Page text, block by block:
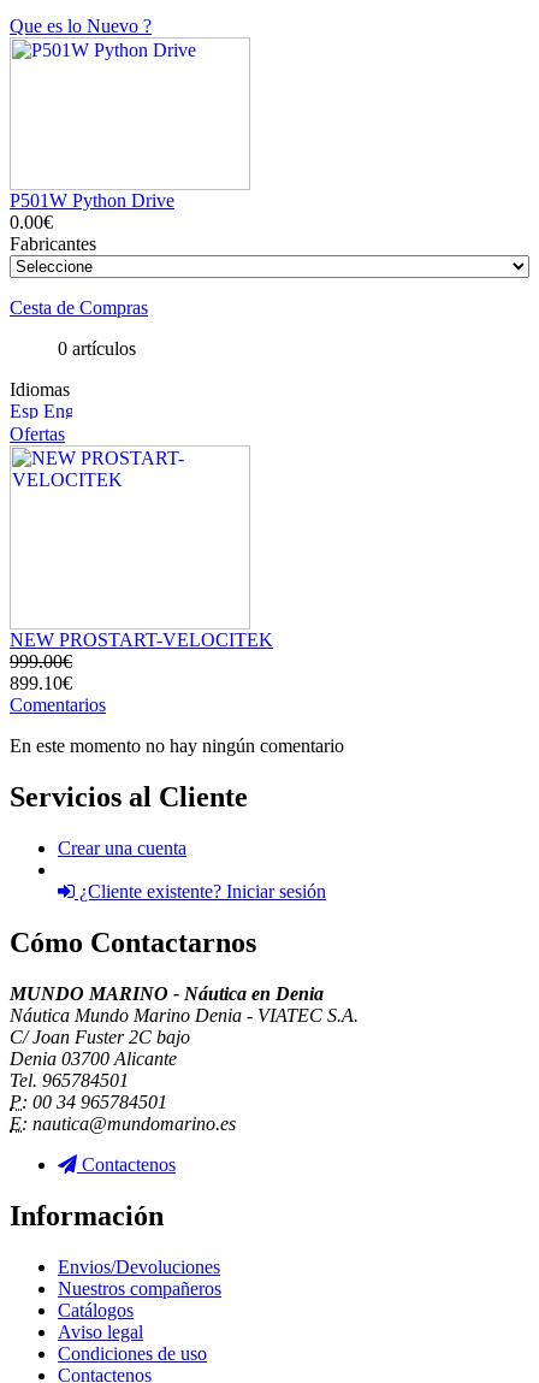
Que es lo Nuevo ?
P501W Python Drive
0.00€
Fabricantes
Cesta de Compras
0 artículos
Idiomas
Ofertas
NEW PROSTART-VELOCITEK
999.00€
899.10€
Comentarios
En este momento no hay ningún comentario
Servicios al Cliente
Crear una cuenta
¿Cliente existente? Iniciar sesión
Cómo Contactarnos
MUNDO MARINO - Náutica en Denia
Náutica Mundo Marino Denia - VIATEC S.A.
C/ Joan Fuster 2C bajo
Denia 03700 Alicante
Tel. 965784501
P: 00 34 965784501
E: nautica@mundomarino.es
Contactenos
Información
Envios/Devoluciones
Nuestros compañeros
Catálogos
Aviso legal
Condiciones de uso
Contactenos